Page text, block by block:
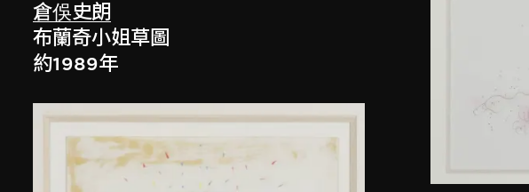
倉俁史朗
布蘭奇小姐草圖
約1989年